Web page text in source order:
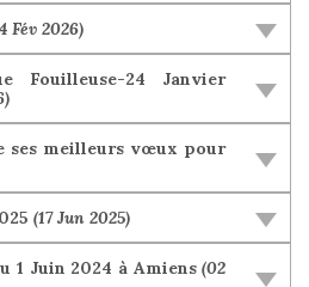
Fév 2026)
Fouilleuse-24 Janvier
ses meilleurs vœux pour
(17 Jun 2025)
1 Juin 2024 à Amiens(02